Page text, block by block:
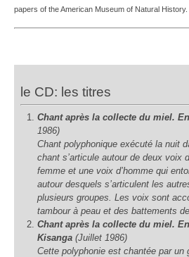
papers of the American Museum of Natural History.
le CD: les titres
Chant après la collecte du miel.
1986)
Chant polyphonique exécuté la nuit
chant s’articule autour de deux voix
femme et une voix d’homme qui
autour desquels s’articulent les
plusieurs groupes. Les voix sont
tambour à peau et des battements
Chant après la collecte du miel.
Kisanga (Juillet 1986)
Cette polyphonie est chantée par un